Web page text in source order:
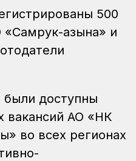
500
Қазына» и
были доступны
вакансий АО «НК
во всех регионах